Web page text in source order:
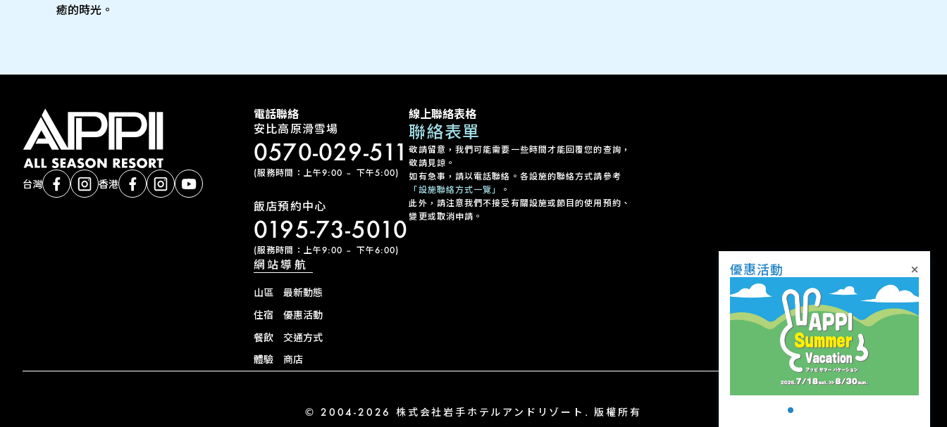
癒的時光。
台灣 香港
電話聯絡
安比高原滑雪場
0570-029-511
(服務時間：上午9:00 – 下午5:00)
飯店預約中心
0195-73-5010
(服務時間：上午9:00 – 下午6:00)
線上聯絡表格
聯絡表單
敬請留意，我們可能需要一些時間才能回覆您的查詢，
敬請見諒。
如有急事，請以電話聯絡。各設施的聯絡方式請參考
「設施聯絡方式一覽」
。
此外，請注意我們不接受有關設施或節目的使用預約、
變更或取消申請。
網站導航
山區
住宿
餐飲
體驗
最新動態
優惠活動
交通方式
商店
© 2004-2026 株式会社岩手ホテルアンドリゾート. 版權所有
優惠活動 ×